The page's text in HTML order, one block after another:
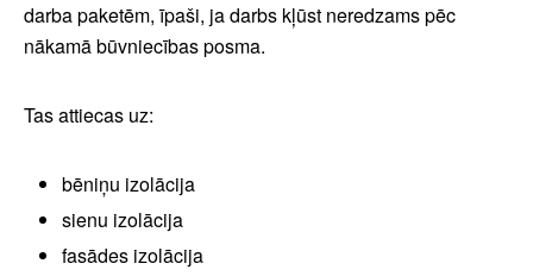
darba paketēm, īpaši, ja darbs kļūst neredzams pēc
nākamā būvniecības posma.
Tas attiecas uz:
bēniņu izolācija
sienu izolācija
fasādes izolācija